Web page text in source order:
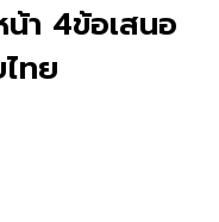
า 4ข้อเสนอ
ทย